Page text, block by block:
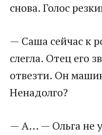
снова. Голос
— Саша сейчас к
слегла. Отец его
отвезти. Он
Ненадолго?
— А… — Ольга не